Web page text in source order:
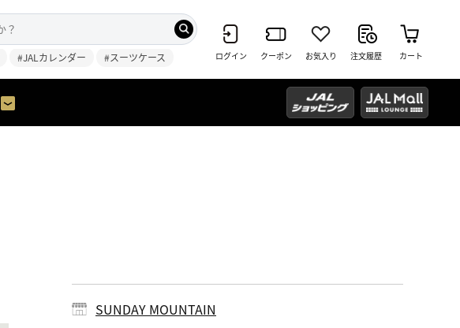
#JALカレンダー #スーツケース ログイン クーポン お気入り 注文履歴 カート
SUNDAY MOUNTAIN